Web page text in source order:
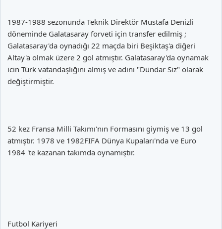
1987-1988 sezonunda Teknik Direktör Mustafa Denizli
döneminde Galatasaray forveti için transfer edilmiş ;
Galatasaray'da oynadığı 22 maçda biri Beşiktaş'a diğeri
Altay'a olmak üzere 2 gol atmıştır. Galatasaray'da oynamak
icin Türk vatandaşlığını almış ve adını "Dündar Siz" olarak
değiştirmiştir.
52 kez Fransa Milli Takımı'nın Formasını giymiş ve 13 gol
atmıştır. 1978 ve 1982FIFA Dünya Kupaları'nda ve Euro
1984 'te kazanan takımda oynamıştır.
Futbol Kariyeri